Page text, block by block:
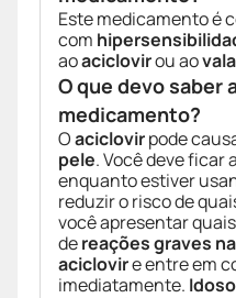
Este medicamento é
com
aoaciclovirou ao
O que devo saber
medicamento?
Oaciclovirpode
pele. Você deve
enquanto estiver
reduzir o risco de
você apresentar
dereações graves
aciclovire entre em
imediatamente.